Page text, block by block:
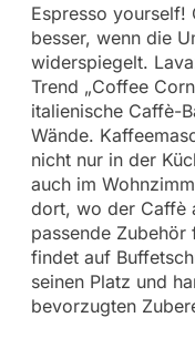
Espresso yourself!
besser, wenn die
widerspiegelt.
Trend „Coffee
italienische Caffè-
Wände.
nicht nur in der
auch im
dort, wo der Caffè
passende
findet auf
seinen Platz und
bevorzugten